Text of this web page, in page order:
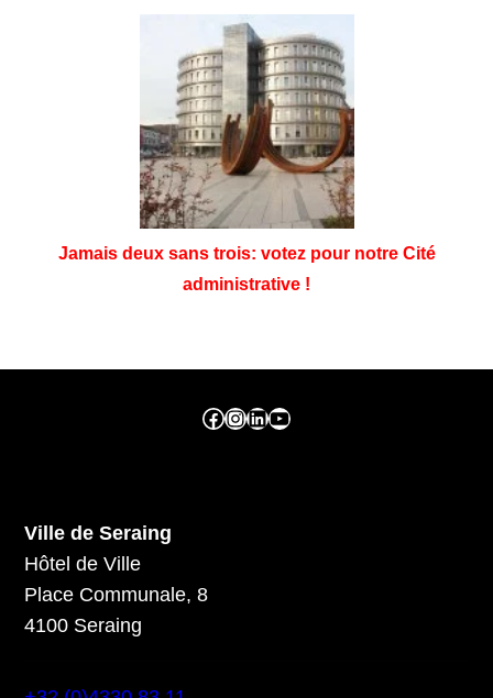
Jamais deux sans trois: votez pour notre Cité
administrative !
Facebook ville de seraing Instragram ville de seraing linkedin – ville de seraing YouTube
Ville de Seraing
Hôtel de Ville
Place Communale, 8
4100 Seraing